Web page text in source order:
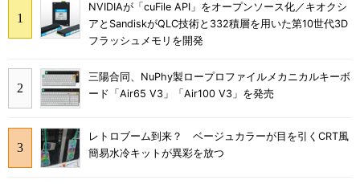
NVIDIAが「cuFile API」をオープンソース化／キオクシ
アとSandiskがQLC技術と332積層を用いた第10世代3D
フラッシュメモリを開発
三陽合同、NuPhy製ロープロファイルメカニカルキーボ
ード「Air65 V3」「Air100 V3」を発売
レトロブーム到来？ ベージュカラーが目を引くCRT風
簡易水冷キットが異彩を放つ